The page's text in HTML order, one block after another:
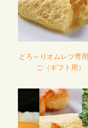
とろ～りオムレツ専
ご（ギフト用）